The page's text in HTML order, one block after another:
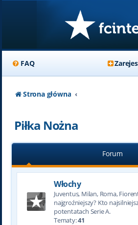
FAQ
Strona główna
Piłka Nożna
Forum
Włochy
Juventus, Milan, Roma,
najgroźniejszy? Kto
potentatach Serie A.
Tematy:41